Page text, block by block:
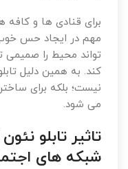
برای قنادی ها و کافه
مهم در ایجاد حس
تواند محیط را صمیمی
کند. به همین دلیل
نیست؛ بلکه برای
می شود.
تاثیر تابلو
شبکه های